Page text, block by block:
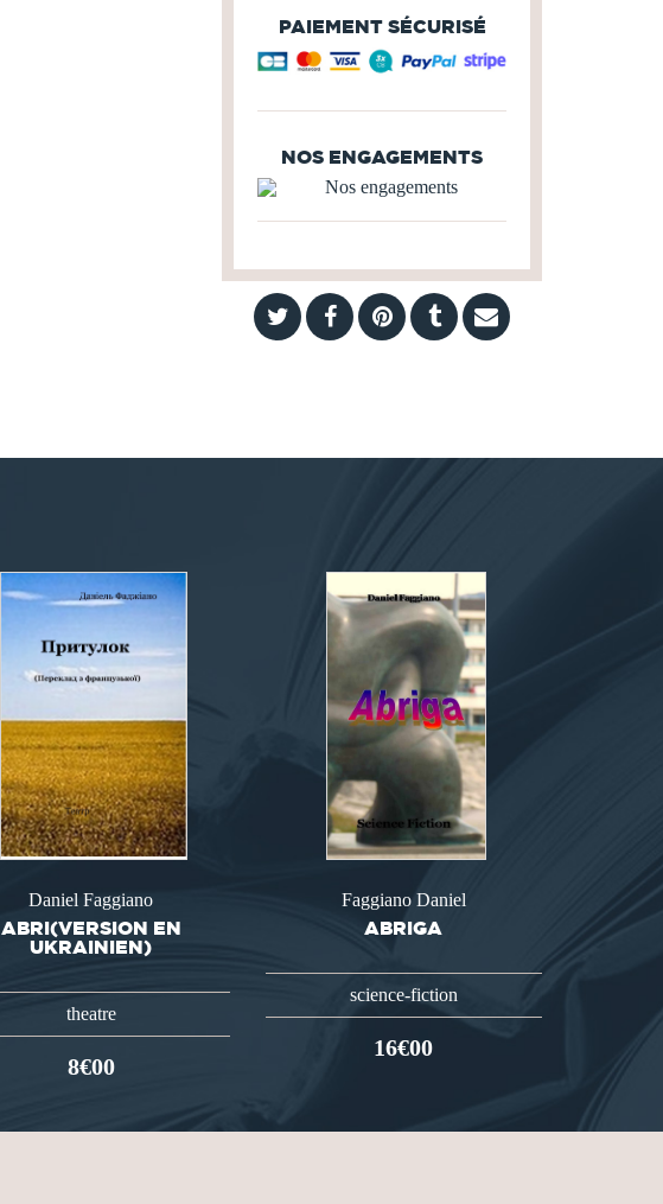
PAIEMENT SÉCURISÉ
NOS ENGAGEMENTS
Daniel Faggiano
ABRI(VERSION EN
UKRAINIEN)
theatre
8€00
Faggiano Daniel
ABRIGA
science-fiction
16€00